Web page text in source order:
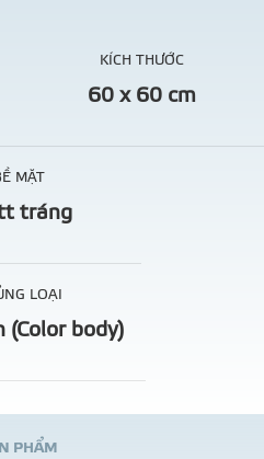
KÍCH THƯỚC
60 x 60 cm
MẶT
tráng
LOẠI
(Color body)
PHẨM